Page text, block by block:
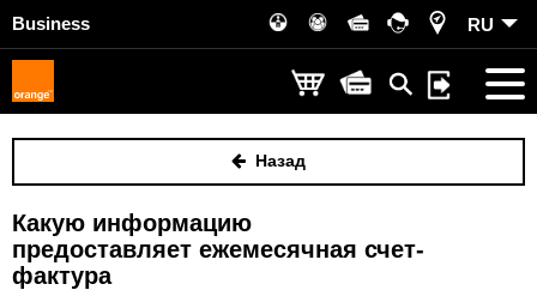
Business RU
Назад
Какую информацию
предоставляет ежемесячная счет-
фактура